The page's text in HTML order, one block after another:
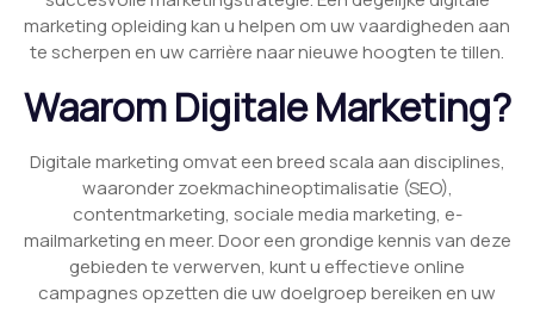
marketing opleiding kan u helpen om uw vaardigheden aan
te scherpen en uw carrière naar nieuwe hoogten te tillen.
Waarom Digitale Marketing?
Digitale marketing omvat een breed scala aan disciplines,
waaronder zoekmachineoptimalisatie (SEO),
contentmarketing, sociale media marketing, e-
mailmarketing en meer. Door een grondige kennis van deze
gebieden te verwerven, kunt u effectieve online
campagnes opzetten die uw doelgroep bereiken en uw